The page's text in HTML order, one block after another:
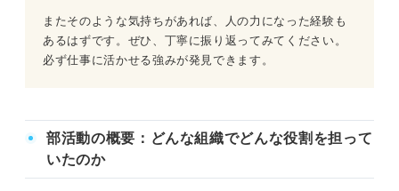
またそのような気持ちがあれば、人の力になった経験も
あるはずです。ぜひ、丁寧に振り返ってみてください。
必ず仕事に活かせる強みが発見できます。
部活動の概要：どんな組織でどんな役割を担って
いたのか